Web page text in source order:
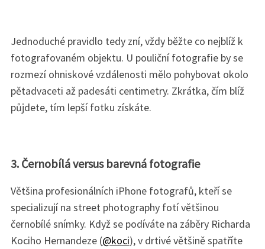
Jednoduché pravidlo tedy zní, vždy běžte co nejblíž k
fotografovaném objektu. U pouliční fotografie by se
rozmezí ohniskové vzdálenosti mělo pohybovat okolo
pětadvaceti až padesáti centimetry. Zkrátka, čím blíž
půjdete, tím lepší fotku získáte.
3. Černobílá versus barevná fotografie
Většina profesionálních iPhone fotografů, kteří se
specializují na street photography fotí většinou
černobílé snímky. Když se podíváte na záběry Richarda
Kociho Hernandeze (@koci), v drtivé většině spatříte